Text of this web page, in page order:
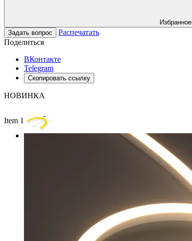
Избранное
Задать вопрос
Распечатать
Поделиться
ВКонтакте
Telegram
Скопировать ссылку
НОВИНКА
Item 1 of 6